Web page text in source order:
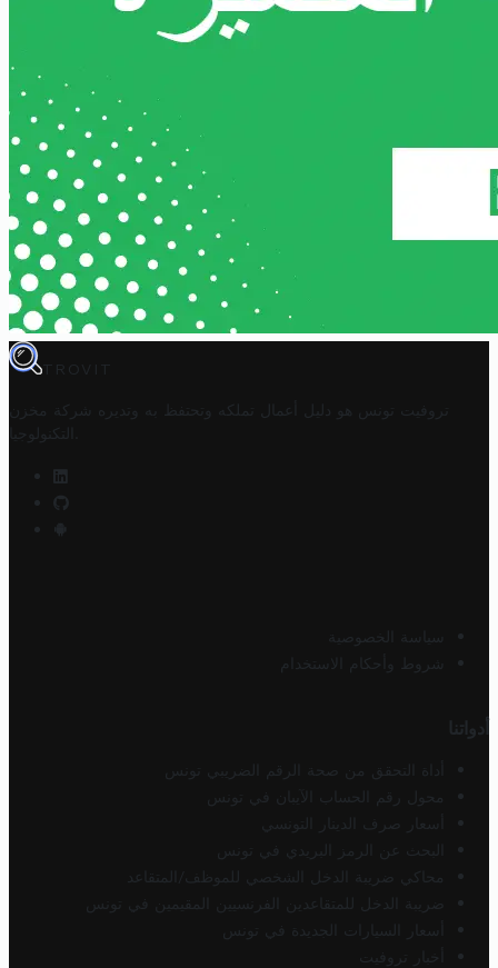
TROVIT
تروفيت تونس هو دليل أعمال تملكه وتحتفظ به وتديره
شركة مخزن
التكنولوجيا
سياسة الخصوصية
شروط وأحكام الاستخدام
أدواتنا
أداة التحقق من صحة الرقم الضريبي تونس
محول رقم الحساب الآيبان في تونس
أسعار صرف الدينار التونسي
البحث عن الرمز البريدي في تونس
محاكي ضريبة الدخل الشخصي للموظف/المتقاعد
ضريبة الدخل للمتقاعدين الفرنسيين المقيمين في تونس
أسعار السيارات الجديدة في تونس
أخبار تروفيت